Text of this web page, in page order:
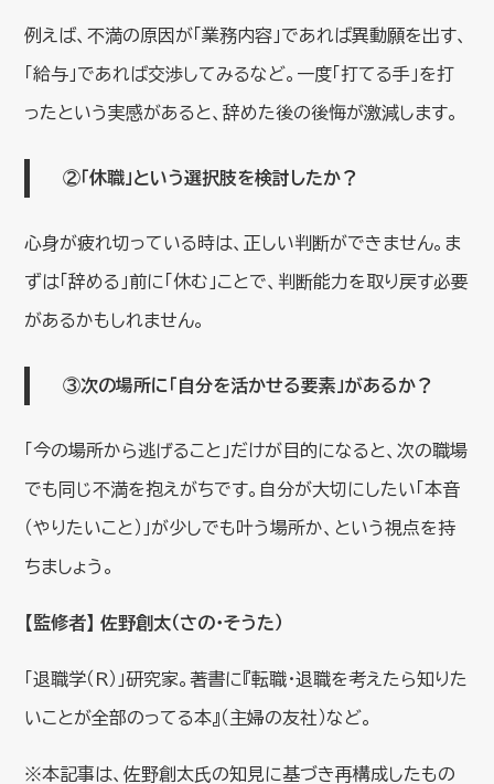
例えば、不満の原因が「業務内容」であれば異動願を出す、
「給与」であれば交渉してみるなど。一度「打てる手」を打
ったという実感があると、辞めた後の後悔が激減します。
②「休職」という選択肢を検討したか？
心身が疲れ切っている時は、正しい判断ができません。ま
ずは「辞める」前に「休む」ことで、判断能力を取り戻す必要
があるかもしれません。
③次の場所に「自分を活かせる要素」があるか？
「今の場所から逃げること」だけが目的になると、次の職場
でも同じ不満を抱えがちです。自分が大切にしたい「本音
（やりたいこと）」が少しでも叶う場所か、という視点を持
ちましょう。
【監修者】 佐野創太（さの・そうた）
「退職学（R）」研究家。著書に『転職・退職を考えたら知りた
いことが全部のってる本』（主婦の友社）など。
※本記事は、佐野創太氏の知見に基づき再構成したもの